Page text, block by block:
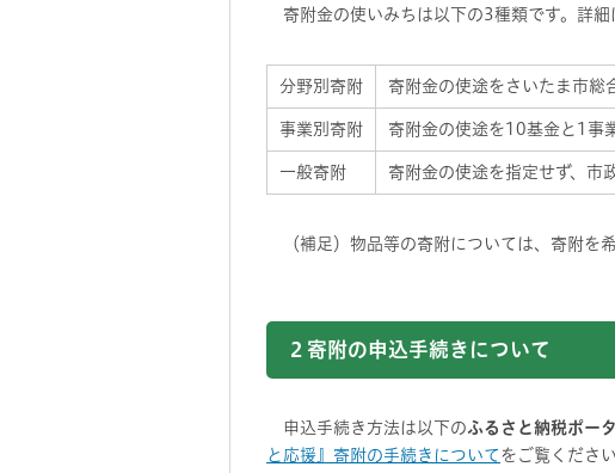
寄附金の使いみちは以下の3種類です。詳細
分野別寄附 寄附金の使途をさいたま市総
事業別寄附 寄附金の使途を10基金と1事
一般寄附 寄附金の使途を指定せず、市
（補足）物品等の寄附については、寄附を
2 寄附の申込手続きについて
申込手続き方法は以下のふるさと納税ポー
と応援』寄附の手続きについて をご覧ください